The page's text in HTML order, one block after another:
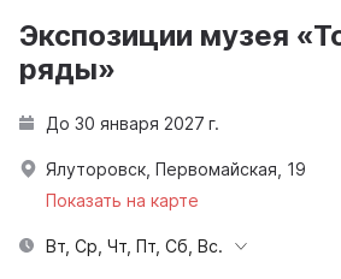
Экспозиции музея
ряды»
До 30 января 2027 г.
Ялуторовск, Первомайская, 19
Показать на карте
Вт, Ср, Чт, Пт, Сб, Вс.